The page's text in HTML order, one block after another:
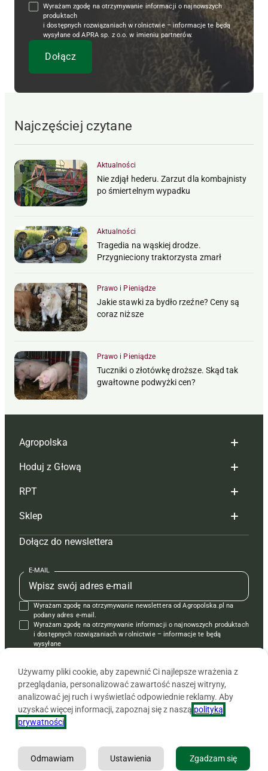
Wyrażam zgodę na otrzymywanie informacji o najnowszych
produktach
i dostępnych rozwiązaniach w rolnictwie – informacje te będą
wysyłane od APRA sp. z o.o. w imieniu partnerów.
Najczęściej czytane
Aktualności
Nie zdjął hederu. Zarzut dla kombajnisty
po śmiertelnym wypadku
Aktualności
Tragedia na wąskiej drodze.
Przygnieciony traktorzysta zmarł
Prawo i Pieniądze
Jakie stawki za bydło rzeźne? Ceny są
coraz niższe
Prawo i Pieniądze
Tuczniki o złotówkę droższe. Skąd tak
gwałtowne podwyżki cen?
Agropolska
Redakcja
Reklama
Tagi
Mapa serwisu
Kontakt
Regulamin
Polityka prywatności
Hoduj z Głową
Hoduj z głową bydło
Hoduj z głową świnie
Prenumerata
Redakcja
Kontakt
Reklama
RPT
Redakcja
Prenumerata
Reklama
Kontakt
Krzyżówki
Sklep
Czasopisma i prenumerata
Książki
Regulamin
Dołącz do newslettera
E-MAIL
Wyrażam zgodę na otrzymywanie newslettera od Agropolska.pl na
podany adres e-mail.
Wyrażam zgodę na otrzymywanie informacji o najnowszych produktach
i dostępnych rozwiązaniach w rolnictwie – informacje te będą
wysyłane
Copyright © 2026 Agencja Promocji Rolnictwa i Agrobiznesu APRA
Używamy pliki cookie, aby zapewnić Ci najlepsze wrażenia z
przeglądania, personalizować zawartość naszej witryny,
analizować jej ruch i wyświetlać odpowiednie reklamy. Aby
uzyskać więcej informacji, zapoznaj się z naszą polityką
prywatności
Zgadzam się
Ustawienia
Odmawiam